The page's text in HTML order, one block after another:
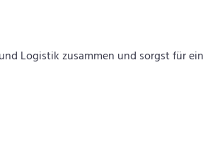
Logistik zusammen und sorgst für